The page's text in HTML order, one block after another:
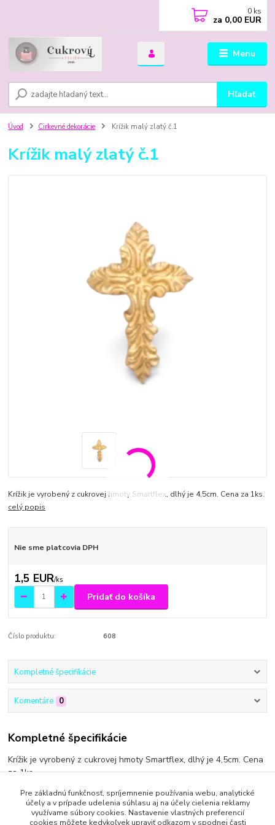
Menu
Hľadať
0 ks
za 0,00 EUR
Úvod Cirkevné dekorácie Krížik malý zlatý č.1
Krížik malý zlatý č.1
Krížik je vyrobený z cukrovej hmoty Smartflex, dlhý je 4,5cm. Cena za 1ks.
celý popis
Nie sme platcovia DPH
1,5 EUR/ks
Pridať do košíka
Číslo produktu: 608
Kompletné špecifikácie
Komentáre 0
Kompletné špecifikácie
Krížik je vyrobený z cukrovej hmoty Smartflex, dlhý je 4,5cm. Cena
za 1ks.
Pre základnú funkčnosť, spríjemnenie používania webu, analytické
účely a v prípade udelenia súhlasu aj na účely cielenia reklamy
využívame súbory cookies. Nastavenie vlastných preferencií
cookies môžete kedykoľvek upraviť odkazom v spodnej časti